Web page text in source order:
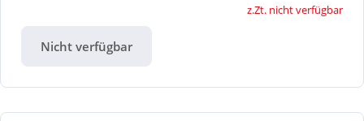
z.Zt. nicht verfügbar
Nicht verfügbar